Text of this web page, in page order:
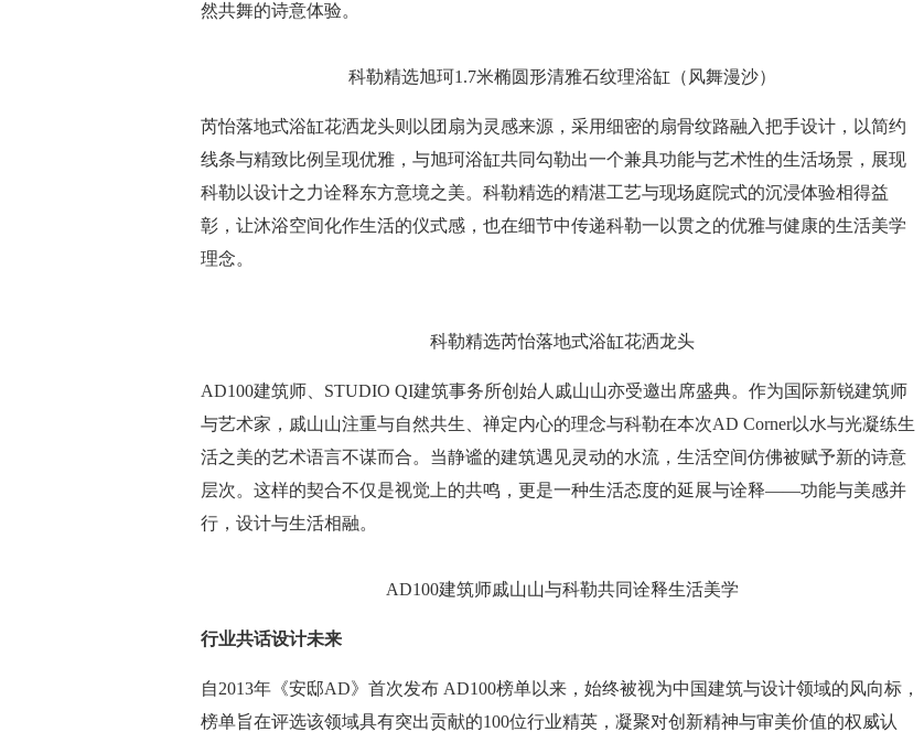
然共舞的诗意体验。
科勒精选旭珂1.7米椭圆形清雅石纹理浴缸（风舞漫沙）
芮怡落地式浴缸花洒龙头则以团扇为灵感来源，采用细密的扇骨纹路融入把手设计，以简约
线条与精致比例呈现优雅，与旭珂浴缸共同勾勒出一个兼具功能与艺术性的生活场景，展现
科勒以设计之力诠释东方意境之美。科勒精选的精湛工艺与现场庭院式的沉浸体验相得益
彰，让沐浴空间化作生活的仪式感，也在细节中传递科勒一以贯之的优雅与健康的生活美学
理念。
科勒精选芮怡落地式浴缸花洒龙头
AD100建筑师、STUDIO QI建筑事务所创始人戚山山亦受邀出席盛典。作为国际新锐建筑师
与艺术家，戚山山注重与自然共生、禅定内心的理念与科勒在本次AD Corner以水与光凝练生
活之美的艺术语言不谋而合。当静谧的建筑遇见灵动的水流，生活空间仿佛被赋予新的诗意
层次。这样的契合不仅是视觉上的共鸣，更是一种生活态度的延展与诠释——功能与美感并
行，设计与生活相融。
AD100建筑师戚山山与科勒共同诠释生活美学
行业共话设计未来
自2013年《安邸AD》首次发布 AD100榜单以来，始终被视为中国建筑与设计领域的风向标，
榜单旨在评选该领域具有突出贡献的100位行业精英，凝聚对创新精神与审美价值的权威认